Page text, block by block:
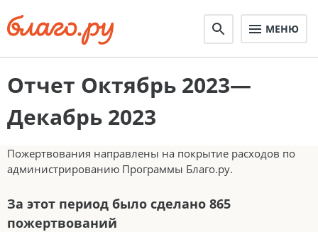
МЕНЮ
Отчет Октябрь 2023—
Декабрь 2023
Пожертвования направлены на покрытие расходов по
администрированию Программы Благо.ру.
За этот период было сделано 865
пожертвований